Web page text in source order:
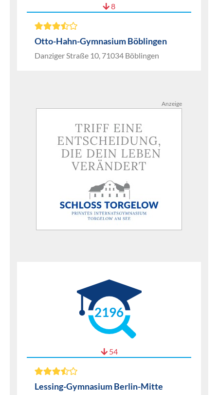
8
Otto-Hahn-Gymnasium Böblingen
Danziger Straße 10, 71034 Böblingen
Anzeige
2196
54
Lessing-Gymnasium Berlin-Mitte